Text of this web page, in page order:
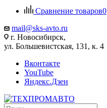
Сравнение товаров0
mail@sks-avto.ru
г. Новосибирск,
ул. Большевистская, 131, к. 4
Вконтакте
YouTube
Яндекс.Дзен